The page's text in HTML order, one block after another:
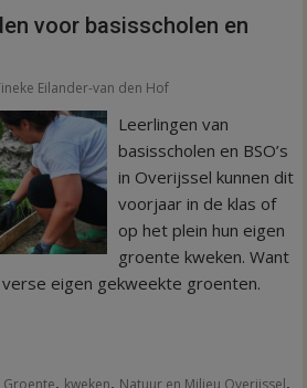
voor basisscholen en
Eilander-van den Hof
Leerlingen van
basisscholen en BSO’s
in Overijssel kunnen dit
voorjaar in de klas of
op het plein hun eigen
groente kweken. Want
eigen gekweekte groenten.
Groente, kweken, Natuur en Milieu Overijssel,